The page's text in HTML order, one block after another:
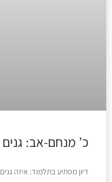
כ’ מנחם-אב:
דיון מפתיע בתלמוד: איזה